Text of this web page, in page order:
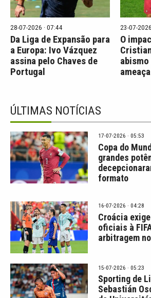
28-07-2026 · 07:44
Da Liga de Expansão para
a Europa: Ivo Vázquez
assina pelo Chaves de
Portugal
23-07-
O
ÚLTIMAS NOTÍCIAS
17-07-2026 · 05:53
Copa do
grandes
formato
16-07-2026 · 04:28
Croácia
oficiais à
arbitragem
15-07-2026 · 05:23
Sporting de
Sebastián